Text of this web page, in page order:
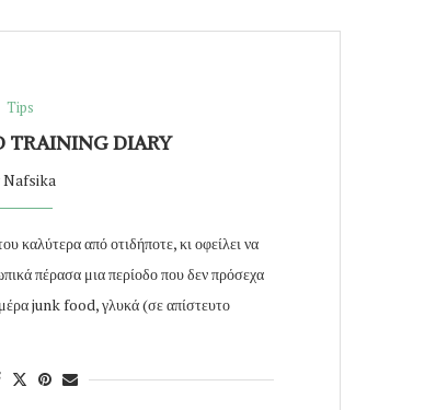
Tips
TRAINING DIARY
Nafsika
καλύτερα από οτιδήποτε, κι οφείλει να
πέρασα μια περίοδο που δεν πρόσεχα
junk food, γλυκά (σε απίστευτο